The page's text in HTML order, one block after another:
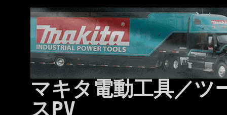
マキタ電動工具／
スPV